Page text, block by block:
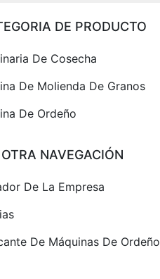
DE PRODUCTO
De Cosecha
De Molienda De Granos
De Ordeño
OTRA NAVEGACIÓN
De La Empresa
De Máquinas De Ordeño